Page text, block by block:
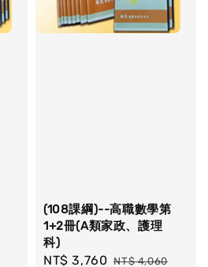
(108課綱)--高職數學第
1+2冊(A類家政、護理
科)
Sale
NT$ 3,760 Regular
NT$ 4,060